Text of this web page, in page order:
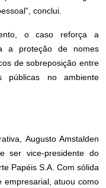
conclui.
o caso reforça a
a proteção de nomes
de sobreposição entre
públicas no ambiente
Augusto Amstalden
ser vice-presidente do
Papéis S.A. Com sólida
empresarial, atuou como